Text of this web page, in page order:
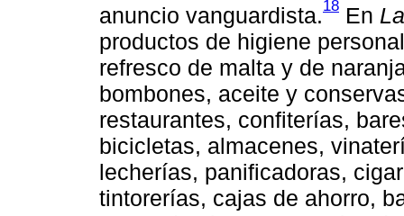
anuncio vanguardista.18 En
productos de higiene
refresco de malta y de
bombones, aceite y
restaurantes, confiterías,
bicicletas, almacenes,
lecherías, panificadoras,
tintorerías, cajas de ahorro,